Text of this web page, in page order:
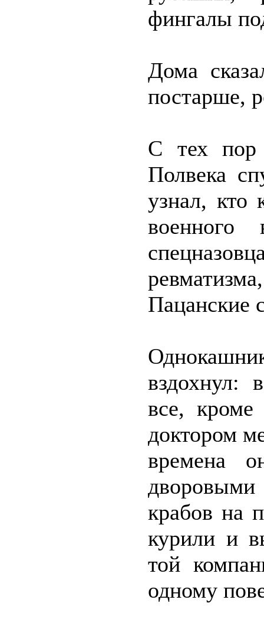
фингалы
Дома
постарше,
С тех пор
Полвека
узнал, кто
военного
Пацанские
вздохнул:
все,
доктором
времена
крабов на
курили и
той
одному